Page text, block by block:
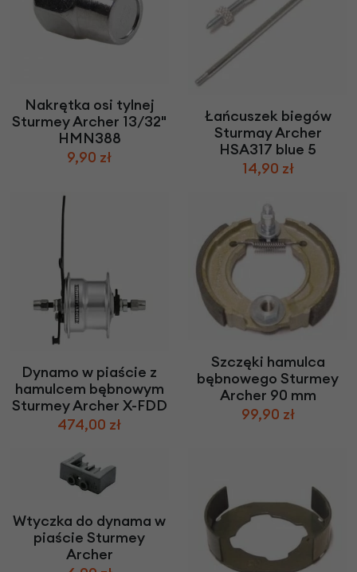
Nakrętka osi tylnej
Sturmey Archer 13/32"
HMN388
9,90 zł
Łańcuszek biegów
Sturmay Archer
HSA317 blue 5
14,90 zł
Dynamo w piaście z
hamulcem bębnowym
Sturmey Archer X-FDD
474,00 zł
Szczęki hamulca
bębnowego Sturmey
Archer 90 mm
99,90 zł
Wtyczka do dynama w
piaście Sturmey
Archer